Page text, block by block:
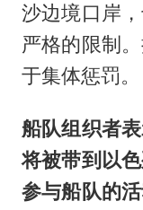
沙边境口岸
严格的限制
于集体惩罚。
船队组织者
将被带到以
参与船队的